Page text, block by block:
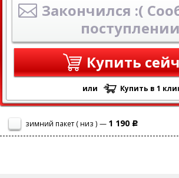
Закончился :(
поступлении
Купить
или Купить в 1
зимний пакет ( низ ) — 1 190 Р